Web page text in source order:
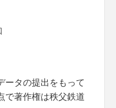
ータの提出をもって
で著作権は秩父鉄道